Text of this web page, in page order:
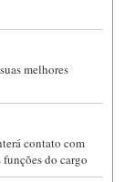
melhores
contato com
do cargo